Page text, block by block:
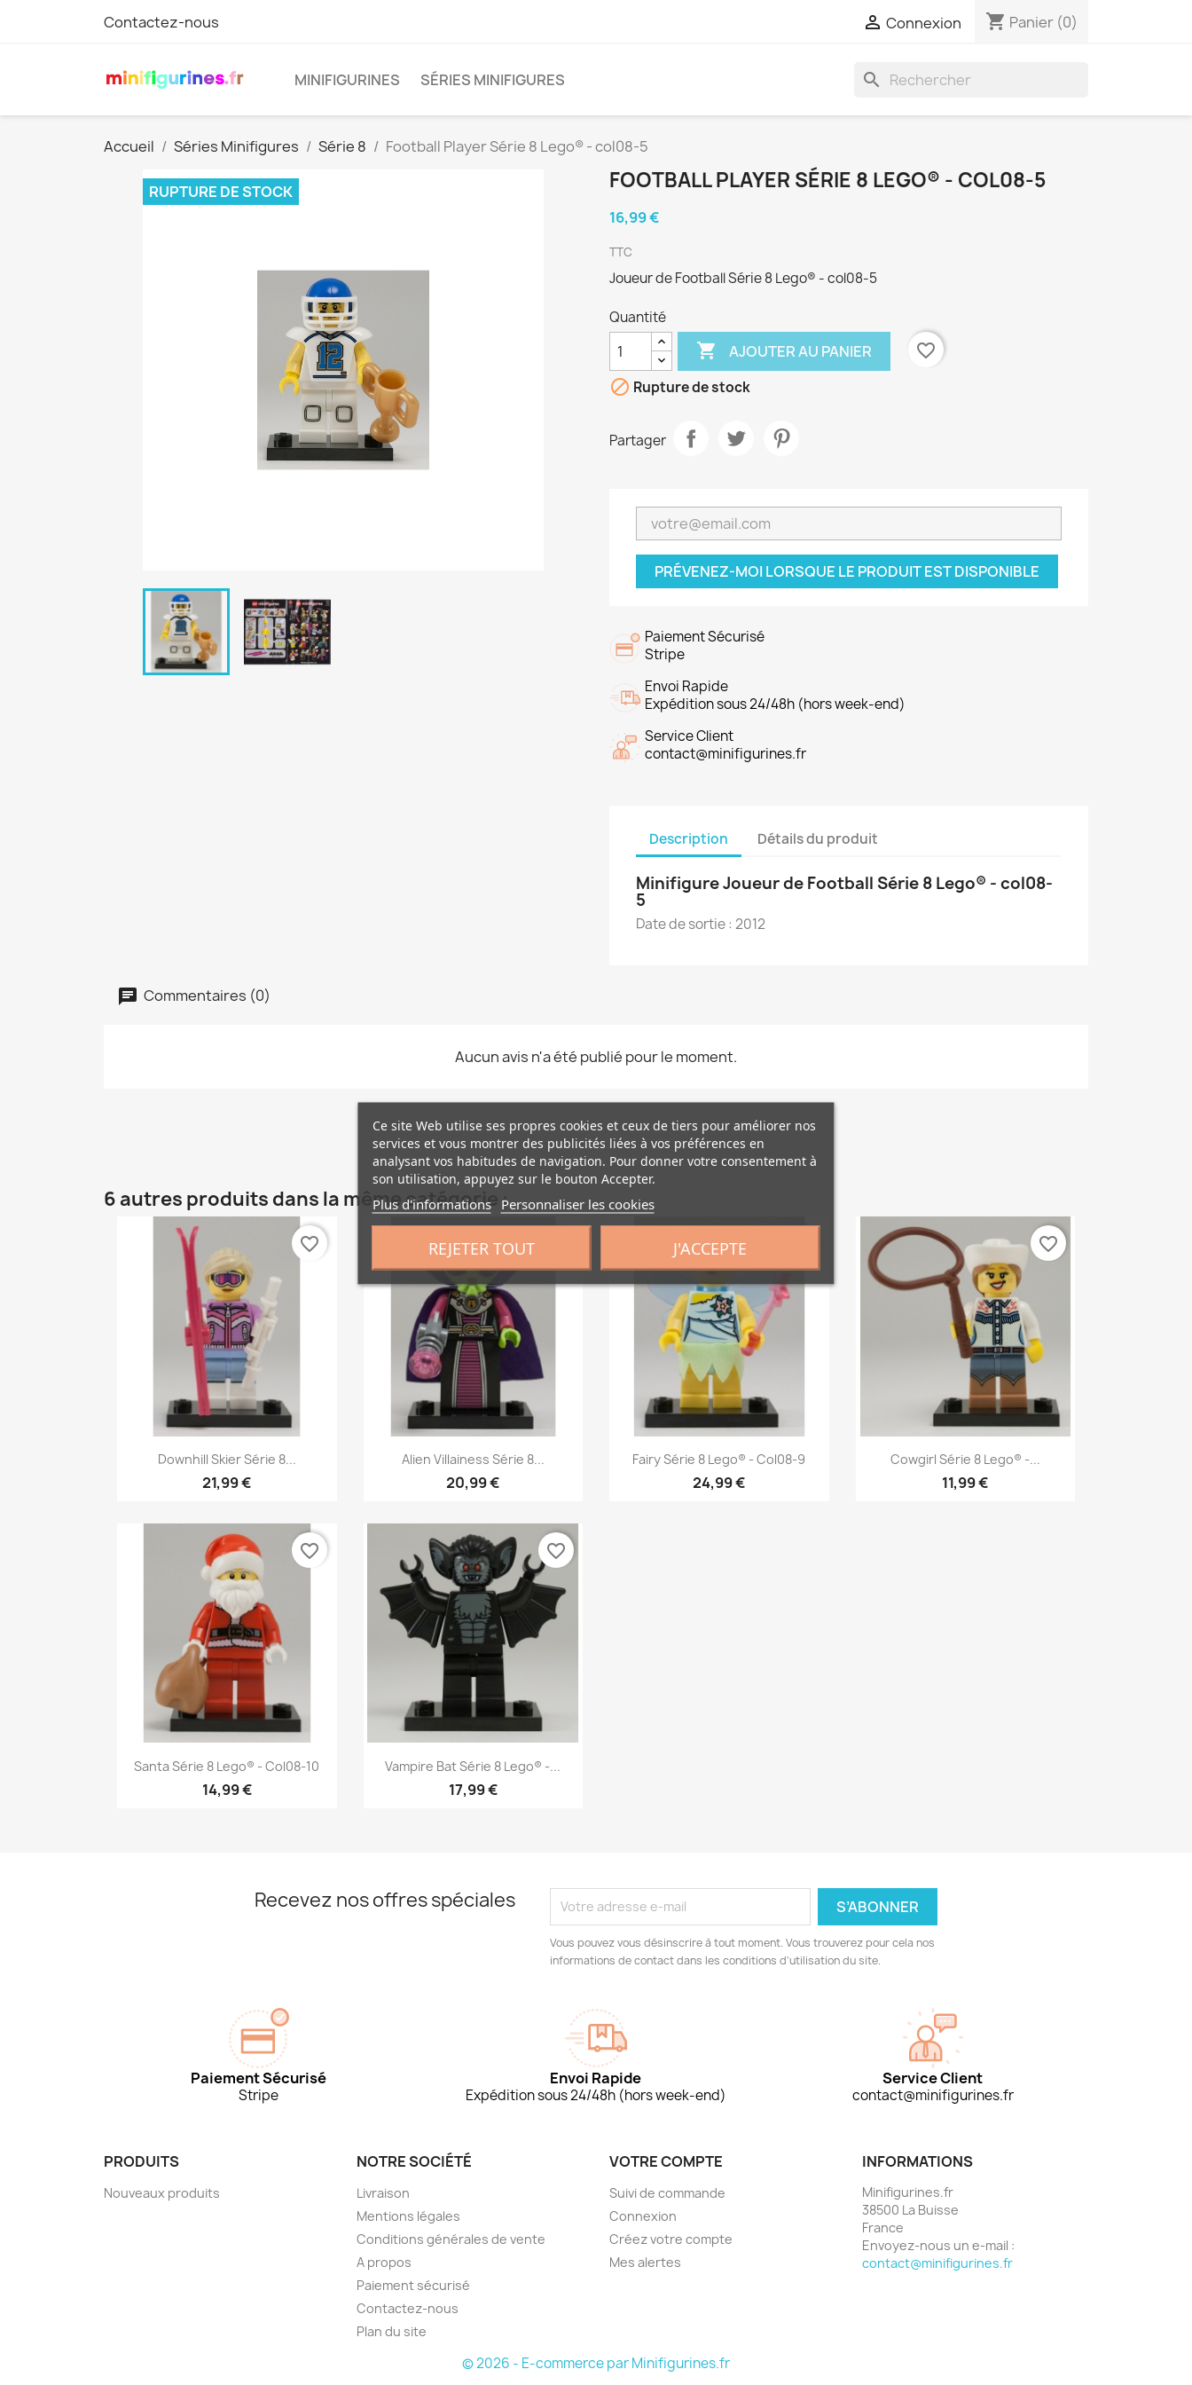
Contactez-nous  Connexion shopping_cart Panier (0)
MINIFIGURINES SÉRIES MINIFIGURES search
Accueil Séries Minifigures Série 8 Football Player Série 8 Lego® - col08-5
RUPTURE DE STOCK FOOTBALL PLAYER SÉRIE 8 LEGO® - COL08-5
16,99 €
TTC
Joueur de Football Série 8 Lego® - col08-5
Quantité
 AJOUTER AU PANIER
favorite_border
 Rupture de stock
Partager
PRÉVENEZ-MOI LORSQUE LE PRODUIT EST DISPONIBLE
Paiement Sécurisé
Stripe
Envoi Rapide
Expédition sous 24/48h (hors week-end)
Service Client
contact@minifigurines.fr
Description Détails du produit
Minifigure Joueur de Football Série 8 Lego® - col08-
5
Date de sortie : 2012
Commentaires (0)
Aucun avis n'a été publié pour le moment.
6 autres produits dans la même catégorie :
Aperçu rapide
Downhill Skier Série 8...
21,99 €
favorite_border
Aperçu rapide
Alien Villainess Série 8...
20,99 €
Aperçu rapide
Fairy Série 8 Lego® - Col08-9
24,99 €
Aperçu rapide
Cowgirl Série 8 Lego® -...
11,99 €
favorite_border
Aperçu rapide
Santa Série 8 Lego® - Col08-10
14,99 €
favorite_border
 Aperçu rapide
Vampire Bat Série 8 Lego® -...
17,99 €
favorite_border
Recevez nos offres spéciales
Vous pouvez vous désinscrire à tout moment. Vous trouverez pour cela nos
informations de contact dans les conditions d'utilisation du site.
Paiement Sécurisé
Stripe
Envoi Rapide
Expédition sous 24/48h (hors week-end)
Service Client
contact@minifigurines.fr
PRODUITS
Nouveaux produits
NOTRE SOCIÉTÉ
Livraison
Mentions légales
Conditions générales de vente
A propos
Paiement sécurisé
Contactez-nous
Plan du site
VOTRE COMPTE
Suivi de commande
Connexion
Créez votre compte
Mes alertes
INFORMATIONS
Minifigurines.fr
38500 La Buisse
France
Envoyez-nous un e-mail :
contact@minifigurines.fr
Ce site Web utilise ses propres cookies et ceux de tiers pour améliorer nos
services et vous montrer des publicités liées à vos préférences en
analysant vos habitudes de navigation. Pour donner votre consentement à
son utilisation, appuyez sur le bouton Accepter.
Plus d'informations Personnaliser les cookies
REJETER TOUT J'ACCEPTE
© 2026 - E-commerce par Minifigurines.fr